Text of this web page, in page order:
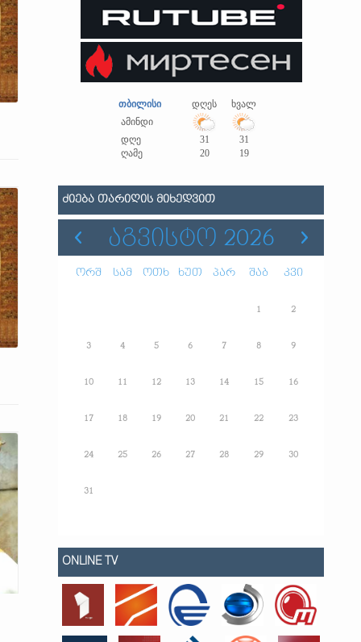
თბილისი დღეს
ხვალ
ამინდი
დღე
31
31
ღამე
20 19
ᲫᲘᲔᲑᲐ ᲗᲐᲠᲘᲦᲘᲡ ᲛᲘᲮᲔᲓᲕᲘᲗ
ᲐᲒᲕᲘᲡᲢᲝ 2026
ორშ სამ ოთხ ხუთ პარ შაბ კვი
1 2
3 4 5 6 7 8 9
10 11 12 13 14 15 16
17 18 19 20 21 22 23
24 25 26 27 28 29 30
31
ONLINE TV